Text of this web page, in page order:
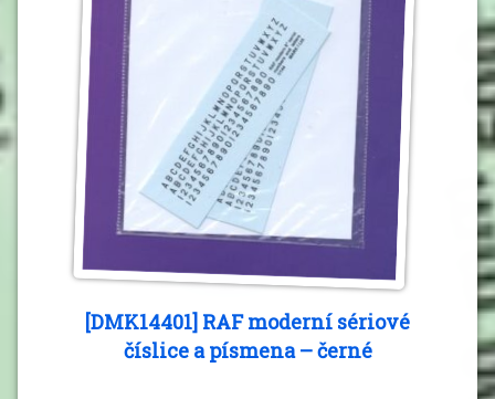
[DMK14401] RAF moderní sériové
číslice a písmena – černé